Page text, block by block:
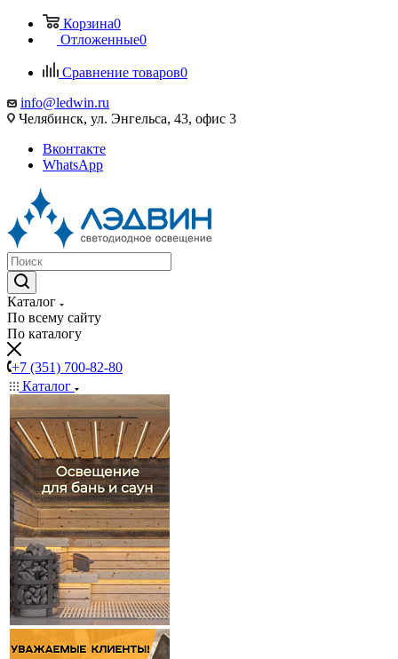
Корзина0
Отложенные0
Сравнение товаров0
info@ledwin.ru
Челябинск, ул. Энгельса, 43, офис 3
Вконтакте
WhatsApp
Каталог
По всему сайту
По каталогу
+7 (351) 700-82-80
Каталог